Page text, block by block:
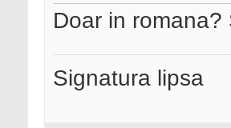
Doar in
Signatura lipsa